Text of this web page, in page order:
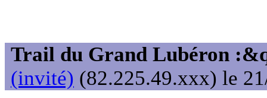
Trail du Grand Lubéron
(invité) (82.225.49.xxx) le